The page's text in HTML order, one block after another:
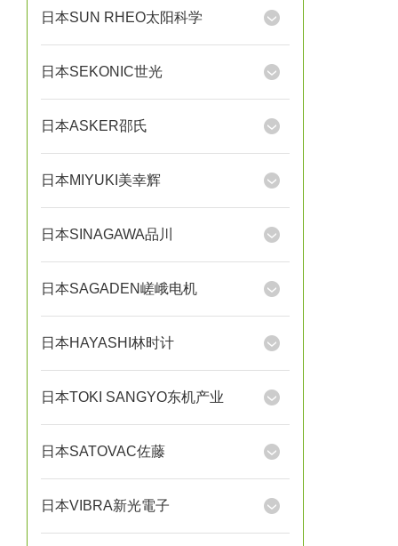
日本SUN RHEO太阳科学
日本SEKONIC世光
日本ASKER邵氏
日本MIYUKI美幸辉
日本SINAGAWA品川
日本SAGADEN嵯峨电机
日本HAYASHI林时计
日本TOKI SANGYO东机产业
日本SATOVAC佐藤
日本VIBRA新光電子